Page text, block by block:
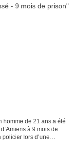
homme de 21 ans a été
à 9 mois de
lors d’une